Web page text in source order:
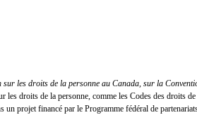
les droits de la personne au Canada, sur la
droits de la personne, comme les Codes des droits
un projet financé par le Programme fédéral de